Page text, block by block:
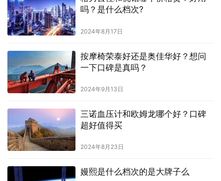
吗？是什么档次?
2024年8月17日
按摩椅荣泰好还是奥佳华好？想问
一下口碑是真吗？
2024年9月13日
三诺血压计和欧姆龙哪个好？口碑
超好值得买
2024年8月23日
嫚熙是什么档次的是大牌子么